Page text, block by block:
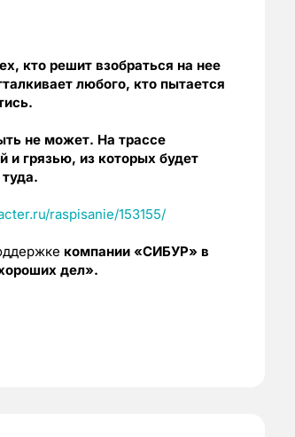
кто решит взобраться на нее
любого, кто пытается
не может. На трассе
и грязью, из которых будет
raspisanie/153155/
компании «СИБУР» в
дел».